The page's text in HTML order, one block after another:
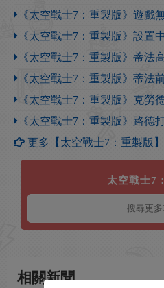
《太空戰士7：重製版》遊戲
《太空戰士7：重製版》設置
《太空戰士7：重製版》蒂法
《太空戰士7：重製版》蒂法
《太空戰士7：重製版》克勞
《太空戰士7：重製版》路德
更多【太空戰士7：重製版
太空戰士7
相關新聞